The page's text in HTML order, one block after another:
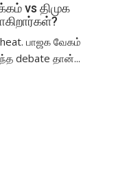
vs திமுக
பாஜக வேகம்
debate தான்...